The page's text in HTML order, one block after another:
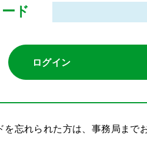
ド
を忘れられた方は、事務局まで